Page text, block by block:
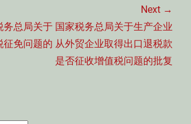
务总局关于
征免问题的
Next →
Next
post:
国家税务总局关于生产企业
从外贸企业取得出口退税款
是否征收增值税问题的批复